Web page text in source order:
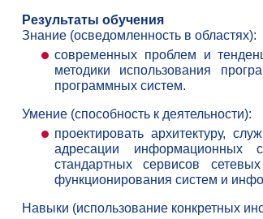
Результаты обучения
Знание (осведомленность в областях):
современных проблем и
методики использования
программных систем.
Умение (способность к деятельности):
проектировать архитектуру,
адресации информационных
стандартных сервисов
функционирования систем и
Навыки (использование конкретных